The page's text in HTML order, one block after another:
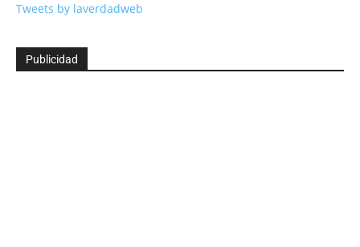
Tweets by laverdadweb
Publicidad